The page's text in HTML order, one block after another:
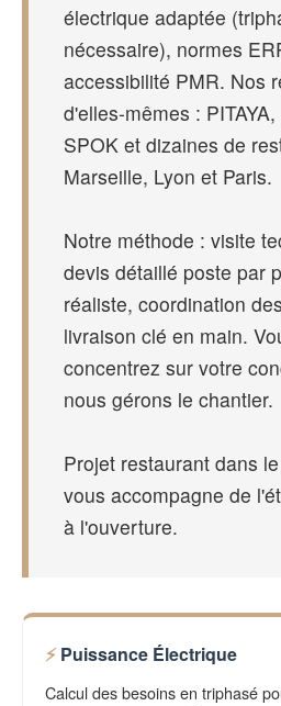
électrique adaptée
nécessaire), normes
accessibilité PMR. Nos
d'elles-mêmes :
SPOK et dizaines de
Marseille, Lyon et Paris.
Notre méthode : visite
devis détaillé poste par
réaliste, coordination
livraison clé en main.
concentrez sur votre
nous gérons le chantier.
Projet restaurant dans
vous accompagne de
à l'ouverture.
Puissance Électrique
Calcul des besoins en triphasé